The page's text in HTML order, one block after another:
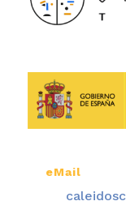
eMail